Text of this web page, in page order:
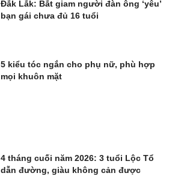
Đắk Lắk: Bắt giam người đàn ông ‘yêu’
bạn gái chưa đủ 16 tuổi
5 kiểu tóc ngắn cho phụ nữ, phù hợp
mọi khuôn mặt
4 tháng cuối năm 2026: 3 tuổi Lộc Tổ
dẫn đường, giàu không cản được